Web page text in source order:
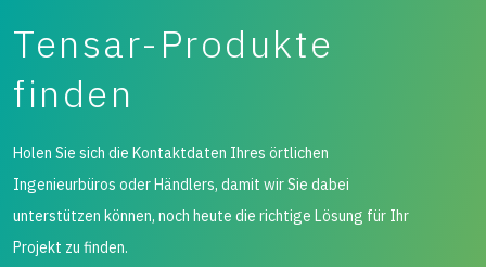
Tensar-Produkte
finden
Holen Sie sich die Kontaktdaten Ihres örtlichen
Ingenieurbüros oder Händlers, damit wir Sie dabei
unterstützen können, noch heute die richtige Lösung für Ihr
Projekt zu finden.